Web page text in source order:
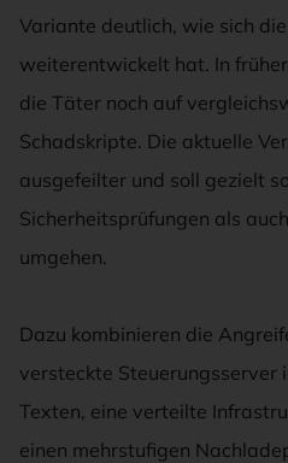
Variante deutlich, wie sich
weiterentwickelt hat. In
die Täter noch auf
Schadskripte. Die aktuelle
ausgefeilter und soll gezielt
Sicherheitsprüfungen als
umgehen.
Dazu kombinieren die
versteckte Steuerungsserver
Texten, eine verteilte
einen mehrstufigen